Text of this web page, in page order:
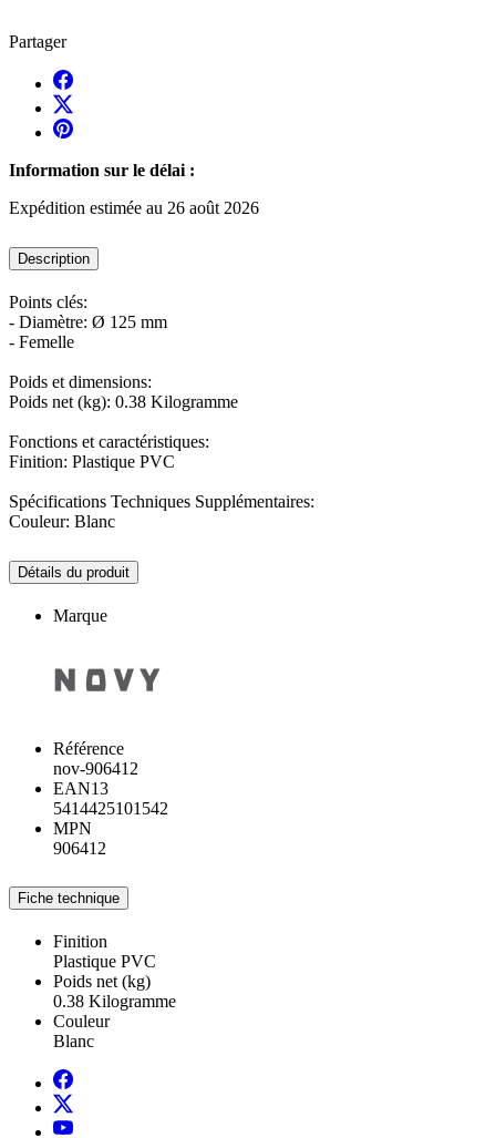
Partager
Information sur le délai :
Expédition estimée au 26 août 2026
Description
Points clés:
- Diamètre: Ø 125 mm
- Femelle
Poids et dimensions:
Poids net (kg): 0.38 Kilogramme
Fonctions et caractéristiques:
Finition: Plastique PVC
Spécifications Techniques Supplémentaires:
Couleur: Blanc
Détails du produit
Marque
Référence
nov-906412
EAN13
5414425101542
MPN
906412
Fiche technique
Finition
Plastique PVC
Poids net (kg)
0.38 Kilogramme
Couleur
Blanc